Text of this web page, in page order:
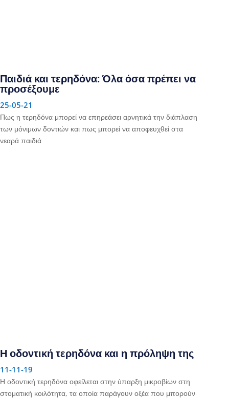
Παιδιά και τερηδόνα: Όλα όσα πρέπει να
προσέξουμε
25-05-21
Πως η τερηδόνα μπορεί να επηρεάσει αρνητικά την διάπλαση
των μόνιμων δοντιών και πως μπορεί να αποφευχθεί στα
νεαρά παιδιά
Η οδοντική τερηδόνα και η πρόληψη της
11-11-19
Η οδοντική τερηδόνα οφείλεται στην ύπαρξη μικροβίων στη
στοματική κοιλότητα, τα οποία παράγουν οξέα που μπορούν